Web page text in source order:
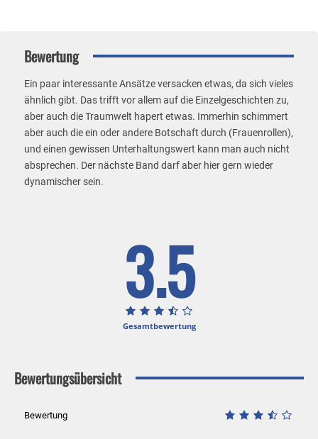
Bewertung
Ein paar interessante Ansätze versacken etwas, da sich vieles
ähnlich gibt. Das trifft vor allem auf die Einzelgeschichten zu,
aber auch die Traumwelt hapert etwas. Immerhin schimmert
aber auch die ein oder andere Botschaft durch (Frauenrollen),
und einen gewissen Unterhaltungswert kann man auch nicht
absprechen. Der nächste Band darf aber hier gern wieder
dynamischer sein.
3.5
Gesamtbewertung
Bewertungsübersicht
Bewertung